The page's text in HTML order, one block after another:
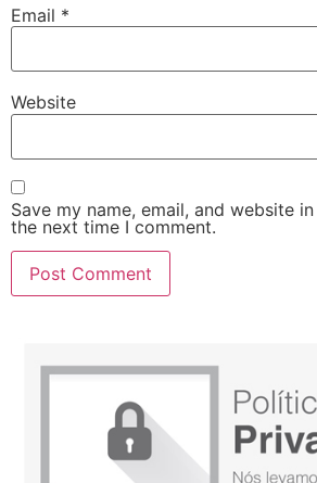
Email *
Website
Save my name, email, and website
the next time I comment.